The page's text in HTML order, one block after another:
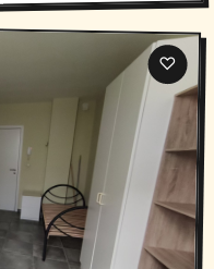
♡